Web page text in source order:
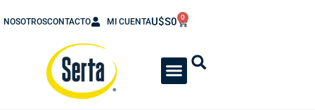
NOSOTROSCONTACTO MI CUENTAU$S0 0